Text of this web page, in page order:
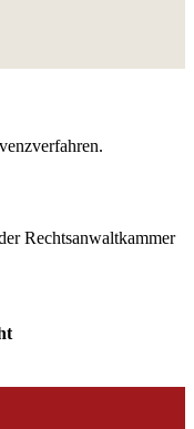
Rechtsanwaltkammer